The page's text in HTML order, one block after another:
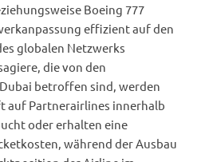
Boeing 777
effizient auf den
globalen Netzwerks
die von den
betroffen sind, werden
auf Partnerairlines innerhalb
oder erhalten eine
während der Ausbau